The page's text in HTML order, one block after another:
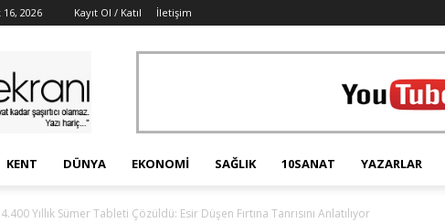
2026 Kayıt Ol / Katıl İletişim
KENT DÜNYA EKONOMI SAĞLIK 10SANAT YAZARLAR
4.400 Yıllık Sümer Tableti Çözüldü: Esir Düşen Fırtına Tanrısını Anlatılıyor